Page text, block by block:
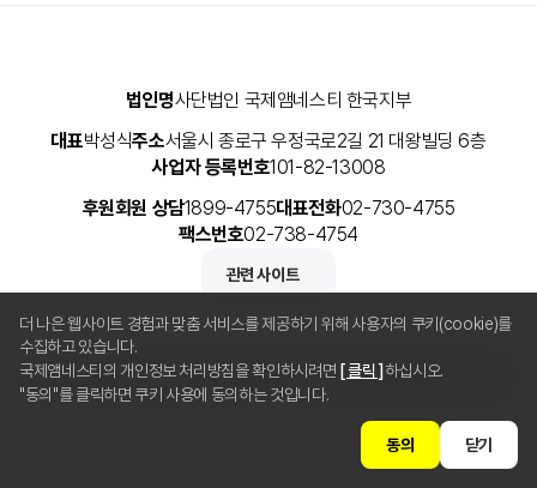
법인명사단법인 국제앰네스티 한국지부
대표박성식주소서울시 종로구 우정국로2길 21 대왕빌딩 6층
사업자 등록번호101-82-13008
후원회원 상담1899-4755대표전화02-730-4755
팩스번호02-738-4754
관련 사이트
Copyright © 2025 사단법인 국제앰네스티 한국지부 All Rights Reserved.
더 나은 웹사이트 경험과 맞춤 서비스를 제공하기 위해 사용자의 쿠키(cookie)를
수집하고 있습니다.
국제앰네스티의 개인정보 처리방침을 확인하시려면 [ 클릭 ] 하십시오.
"동의"를 클릭하면 쿠키 사용에 동의하는 것입니다.
동의 닫기